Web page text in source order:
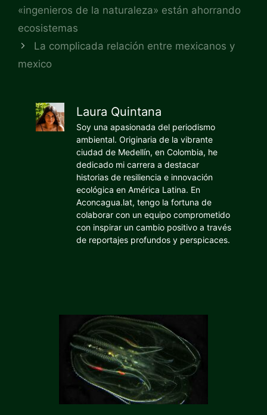
«ingenieros de la naturaleza» están ahorrando
ecosistemas
La complicada relación entre mexicanos y
mexico
Laura Quintana
Soy una apasionada del periodismo
ambiental. Originaria de la vibrante
ciudad de Medellín, en Colombia, he
dedicado mi carrera a destacar
historias de resiliencia e innovación
ecológica en América Latina. En
Aconcagua.lat, tengo la fortuna de
colaborar con un equipo comprometido
con inspirar un cambio positivo a través
de reportajes profundos y perspicaces.